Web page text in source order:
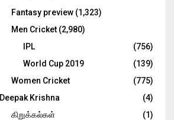
Fantasy preview (1,323)
Men Cricket (2,980)
IPL
(756)
World Cup 2019
(139)
Women Cricket
(775)
Deepak Krishna
(4)
கிறுக்கல்கள்
(1)